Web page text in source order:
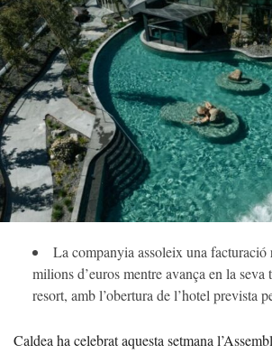
La companyia assoleix una facturació
milions d’euros mentre avança en la seva
resort, amb l’obertura de l’hotel prevista
Caldea ha celebrat aquesta setmana